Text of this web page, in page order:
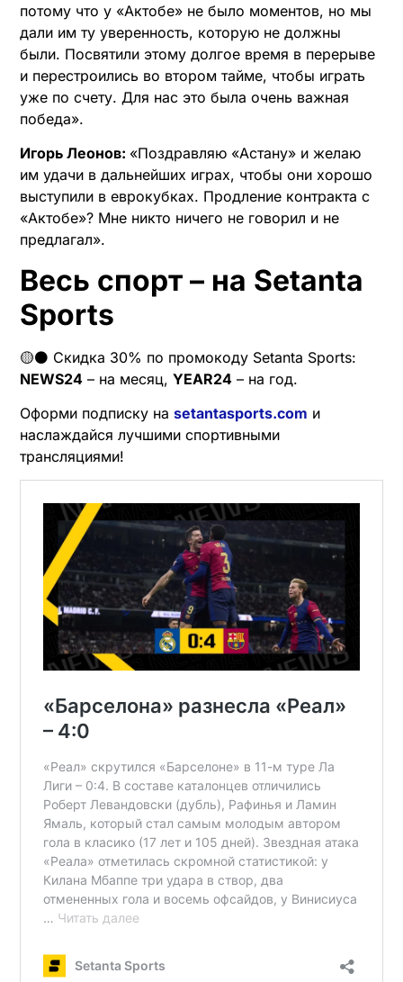
потому что у «Актобе» не было моментов, но мы
дали им ту уверенность, которую не должны
были. Посвятили этому долгое время в перерыве
и перестроились во втором тайме, чтобы играть
уже по счету. Для нас это была очень важная
победа».
Игорь Леонов: «Поздравляю «Астану» и желаю
им удачи в дальнейших играх, чтобы они хорошо
выступили в еврокубках. Продление контракта с
«Актобе»? Мне никто ничего не говорил и не
предлагал».
Весь спорт – на Setanta
Sports
🟡⚫️ Скидка 30% по промокоду Setanta Sports:
NEWS24 – на месяц, YEAR24 – на год.
Оформи подписку на setantasports.com и
наслаждайся лучшими спортивными
трансляциями!